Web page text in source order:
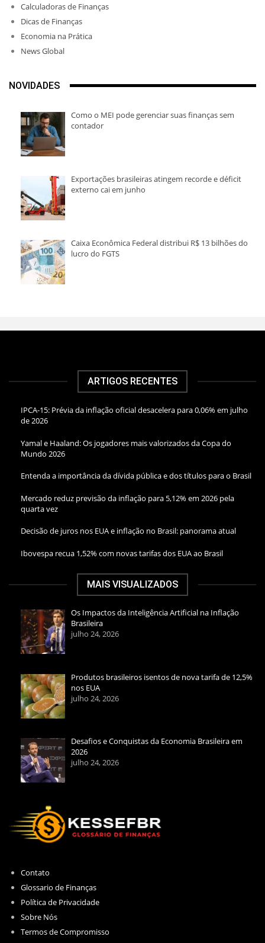
Calculadoras de Finanças
Dicas de Finanças
Economia na Prática
News Global
NOVIDADES
Como o MEI pode gerenciar suas finanças sem
contador
Exportações brasileiras atingem recorde e déficit
externo cai em junho
Caixa Econômica Federal distribui R$ 13 bilhões do
lucro do FGTS
ARTIGOS RECENTES
IPCA-15: Prévia da inflação oficial desacelera para 0,06% em julho
de 2026
Yamal e Haaland: Os jogadores mais valorizados da Copa do
Mundo 2026
Entenda a importância da dívida pública e dos títulos para o Brasil
Mercado reduz previsão da inflação para 5,12% em 2026 pela
quarta vez
Decisão de juros nos EUA e inflação no Brasil: panorama atual
Ibovespa recua 1,52% com novas tarifas dos EUA ao Brasil
MAIS VISUALIZADOS
Os Impactos da Inteligência Artificial na Inflação
Brasileira
julho 24, 2026
Produtos brasileiros isentos de nova tarifa de 12,5%
nos EUA
julho 24, 2026
Desafios e Conquistas da Economia Brasileira em
2026
julho 24, 2026
Contato
Glossario de Finanças
Política de Privacidade
Sobre Nós
Termos de Compromisso